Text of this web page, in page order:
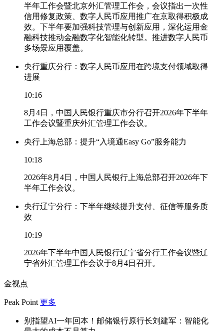
半年工作会暨北京外汇管理工作会，会议指出一次性
信用修复政策、数字人民币应用推广在京取得积极成
效。下半年要加强科技管理与创新应用，深化运用金
融科技推动金融数字化智能化转型。推进数字人民币
多场景应用覆盖。
央行重庆分行：数字人民币应用在跨境支付领域取得
进展
10:16
8月4日，中国人民银行重庆市分行召开2026年下半年
工作会议暨重庆外汇管理工作会议。
央行上海总部：提升“入境通Easy Go”服务能力
10:18
2026年8月4日，中国人民银行上海总部召开2026年下
半年工作会议。
央行辽宁分行：下半年继续提升支付、征信等服务质
效
10:19
2026年下半年中国人民银行辽宁省分行工作会议暨辽
宁省外汇管理工作会议于8月4日召开。
金视点
Peak Point 更多
别指望AI一年回本！邮储银行原行长刘建军：智能化